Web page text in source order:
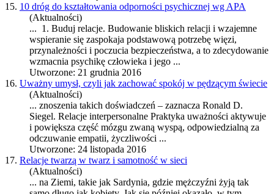
15. 10 dróg do kształtowania odporności psychicznej wg APA
(Aktualności)
... 1. Buduj relacje. Budowanie bliskich relacji i wzajemne
wspieranie się zaspokaja podstawową potrzebę więzi,
przynależności i poczucia bezpieczeństwa, a to zdecydowanie
wzmacnia psychikę człowieka i jego ...
Utworzone: 21 grudnia 2016
16. Uważny umysł, czyli jak zachować spokój w pędzącym świecie
(Aktualności)
... znoszenia takich doświadczeń – zaznacza Ronald D.
Siegel. Relacje interpersonalne Praktyka uważności aktywuje
i powiększa część mózgu zwaną wyspą, odpowiedzialną za
odczuwanie empatii, życzliwości ...
Utworzone: 24 listopada 2016
17. Relacje twarzą w twarz i samotność w sieci
(Aktualności)
... na Ziemi, takie jak Sardynia, gdzie mężczyźni żyją tak